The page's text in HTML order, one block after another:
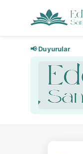
📢 Duyurular